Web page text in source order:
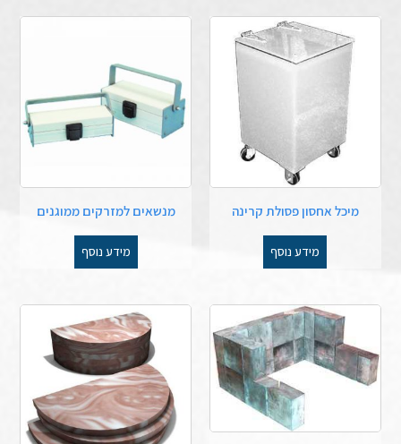
מיכל אחסון פסולת קרינה
מידע נוסף
מנשאים למזרקים ממוגנים
מידע נוסף